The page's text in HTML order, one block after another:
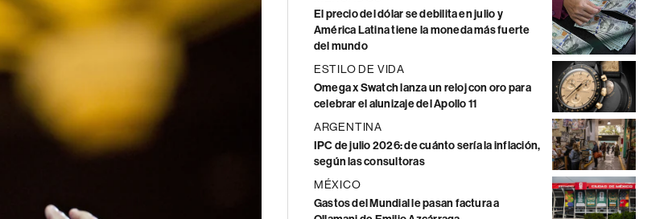
El precio del dólar se debilita en julio y
América Latina tiene la moneda más fuerte
del mundo
ESTILO DE VIDA
Omega x Swatch lanza un reloj con oro para
celebrar el alunizaje del Apollo 11
ARGENTINA
IPC de julio 2026: de cuánto sería la inflación,
según las consultoras
MÉXICO
Gastos del Mundial le pasan factura a